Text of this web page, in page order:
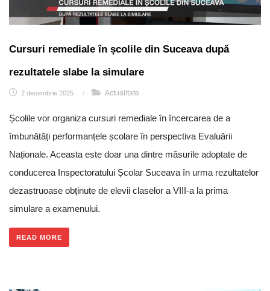
Cursuri remediale în școlile din Suceava după
rezultatele slabe la simulare
2 decembrie 2025 / Actualitate
Școlile vor organiza cursuri remediale în încercarea de a
îmbunătăți performanțele școlare în perspectiva Evaluării
Naționale. Aceasta este doar una dintre măsurile adoptate de
conducerea Inspectoratului Școlar Suceava în urma rezultatelor
dezastruoase obținute de elevii claselor a VIII-a la prima
simulare a examenului.
READ MORE